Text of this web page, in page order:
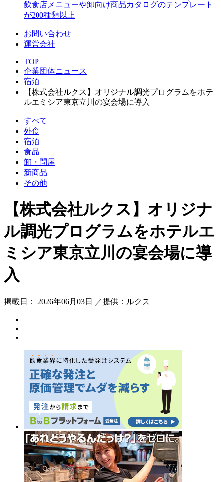
飲食店メニューや卸向け商品カタログのテンプレート
が200種類以上
お問い合わせ
運営会社
TOP
企業団体ニュース
宿泊
【株式会社ルクス】オリジナル調光プログラムをホテ
ルエミシア東京立川の宴会場に導入
すべて
外食
宿泊
食品
卸・問屋
新商品
その他
【株式会社ルクス】オリジナ
ル調光プログラムをホテルエ
ミシア東京立川の宴会場に導
入
掲載日： 2026年06月03日 ／提供：ルクス